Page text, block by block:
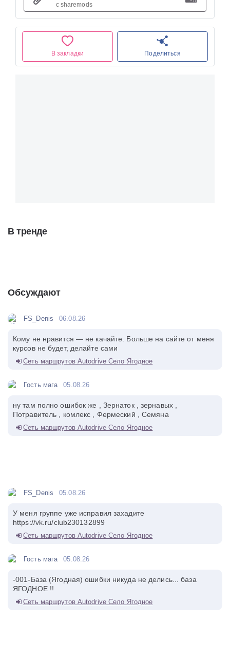
В закладки Поделиться
с sharemods
В тренде
Обсуждают
FS_Denis 06.08.26
Кому не нравится — не качайте. Больше на сайте от меня
курсов не будет, делайте сами
Сеть маршрутов Autodrive Село Ягодное
Гость мага 05.08.26
ну там полно ошибок же , Зернаток , зернавых ,
Потравитель , комлекс , Фермеский , Семяна
Сеть маршрутов Autodrive Село Ягодное
FS_Denis 05.08.26
У меня группе уже исправил захадите
https://vk.ru/club230132899
Сеть маршрутов Autodrive Село Ягодное
Гость мага 05.08.26
-001-База (Ягодная) ошибки никуда не делись... база
ЯГОДНОЕ !!
Сеть маршрутов Autodrive Село Ягодное